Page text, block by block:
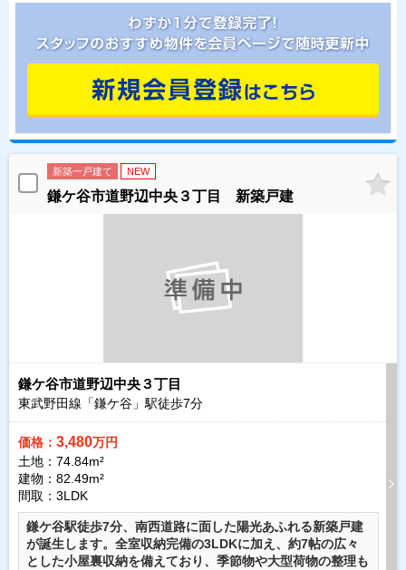
新築一戸建て NEW
鎌ケ谷市道野辺中央３丁目 新築戸建
鎌ケ谷市道野辺中央３丁目
東武野田線「鎌ケ谷」駅徒歩7分
価格： 3,480万円
土地：74.84m²
建物：82.49m²
間取：3LDK
鎌ケ谷駅徒歩7分、南西道路に面した陽光あふれる新築戸建
が誕生します。全室収納完備の3LDKに加え、約7帖の広々
とした小屋裏収納を備えており、季節物や大型荷物の整理も